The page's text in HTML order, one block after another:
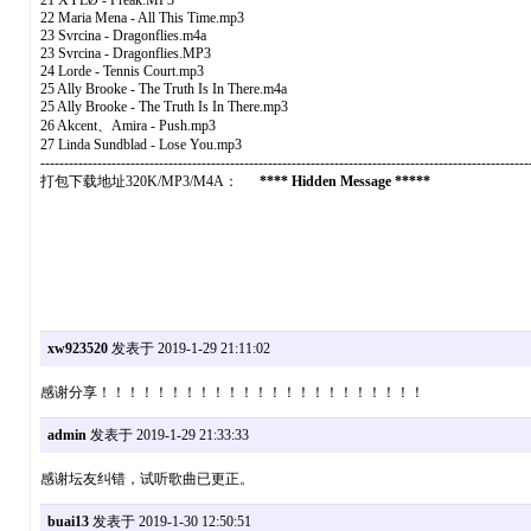
22 Maria Mena - All This Time.mp3
23 Svrcina - Dragonflies.m4a
23 Svrcina - Dragonflies.MP3
24 Lorde - Tennis Court.mp3
25 Ally Brooke - The Truth Is In There.m4a
25 Ally Brooke - The Truth Is In There.mp3
26 Akcent、Amira - Push.mp3
27 Linda Sundblad - Lose You.mp3
打包下载地址320K/MP3/M4A： **** Hidden Message *****
xw923520发表于 2019-1-29 21:11:02
感谢分享！！！！！！！！！！！！！！！！！！！！！！！
admin发表于 2019-1-29 21:33:33
感谢坛友纠错，试听歌曲已更正。
buai13发表于 2019-1-30 12:50:51